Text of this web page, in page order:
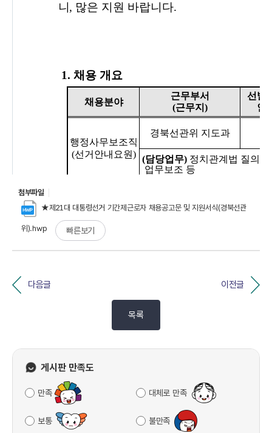
첨부파일
★제21대 대통령선거 기간제근로자 채용공고문 및 지원서식(경북선관
위).hwp 빠른보기
다음글 이전글
목록
게시판 만족도
만족 대체로 만족
보통 불만족